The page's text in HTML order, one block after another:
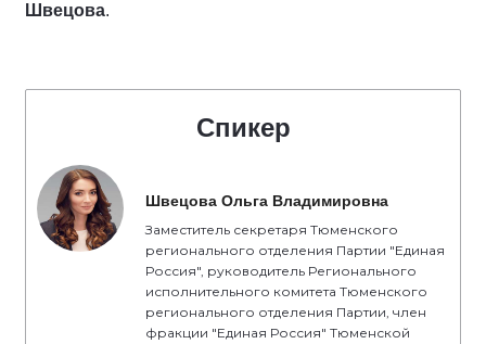
Швецова.
Спикер
Швецова Ольга Владимировна
Заместитель секретаря Тюменского
регионального отделения Партии "Единая
Россия", руководитель Регионального
исполнительного комитета Тюменского
регионального отделения Партии, член
фракции "Единая Россия" Тюменской